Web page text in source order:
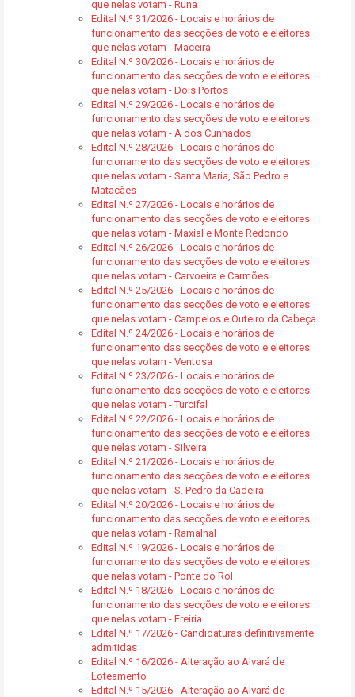
que nelas votam - Runa
Edital N.º 31/2026 - Locais e horários de
funcionamento das secções de voto e eleitores
que nelas votam - Maceira
Edital N.º 30/2026 - Locais e horários de
funcionamento das secções de voto e eleitores
que nelas votam - Dois Portos
Edital N.º 29/2026 - Locais e horários de
funcionamento das secções de voto e eleitores
que nelas votam - A dos Cunhados
Edital N.º 28/2026 - Locais e horários de
funcionamento das secções de voto e eleitores
que nelas votam - Santa Maria, São Pedro e
Matacães
Edital N.º 27/2026 - Locais e horários de
funcionamento das secções de voto e eleitores
que nelas votam - Maxial e Monte Redondo
Edital N.º 26/2026 - Locais e horários de
funcionamento das secções de voto e eleitores
que nelas votam - Carvoeira e Carmões
Edital N.º 25/2026 - Locais e horários de
funcionamento das secções de voto e eleitores
que nelas votam - Campelos e Outeiro da Cabeça
Edital N.º 24/2026 - Locais e horários de
funcionamento das secções de voto e eleitores
que nelas votam - Ventosa
Edital N.º 23/2026 - Locais e horários de
funcionamento das secções de voto e eleitores
que nelas votam - Turcifal
Edital N.º 22/2026 - Locais e horários de
funcionamento das secções de voto e eleitores
que nelas votam - Silveira
Edital N.º 21/2026 - Locais e horários de
funcionamento das secções de voto e eleitores
que nelas votam - S. Pedro da Cadeira
Edital N.º 20/2026 - Locais e horários de
funcionamento das secções de voto e eleitores
que nelas votam - Ramalhal
Edital N.º 19/2026 - Locais e horários de
funcionamento das secções de voto e eleitores
que nelas votam - Ponte do Rol
Edital N.º 18/2026 - Locais e horários de
funcionamento das secções de voto e eleitores
que nelas votam - Freiria
Edital N.º 17/2026 - Candidaturas definitivamente
admitidas
Edital N.º 16/2026 - Alteração ao Alvará de
Loteamento
Edital N.º 15/2026 - Alteração ao Alvará de